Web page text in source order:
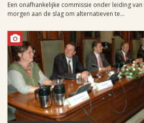
Een onafhankelijke commissie onder leiding
morgen aan de slag om alternatieven te...